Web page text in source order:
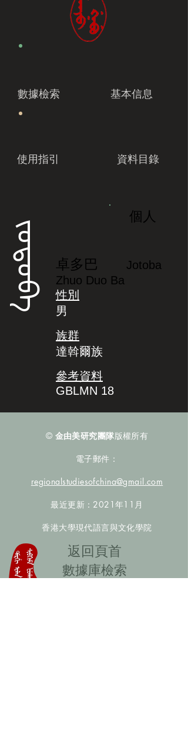
數據檢索 基本信息
使用指引 資料目錄
ᠵᠣᡨᠣᠪᠠ
個人
卓多巴
Jotoba
Zhuo Duo Ba
性別
男
族群
達斡爾族
參考資料
GBLMN 18
© 金由美研究團隊版權所有
電子郵件：
regionalstudiesofchina@gmail.com
最近更新：2021年11月
香港大學現代語言與文化學院
​返回頁首
數據庫檢索